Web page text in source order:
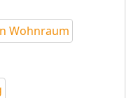
Wohnraum